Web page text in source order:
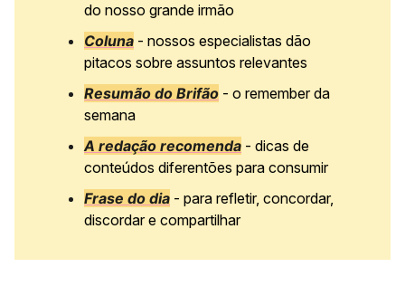
do nosso grande irmão
Coluna - nossos especialistas dão
pitacos sobre assuntos relevantes
Resumão do Brifão - o remember da
semana
A redação recomenda - dicas de
conteúdos diferentões para consumir
Frase do dia - para refletir, concordar,
discordar e compartilhar